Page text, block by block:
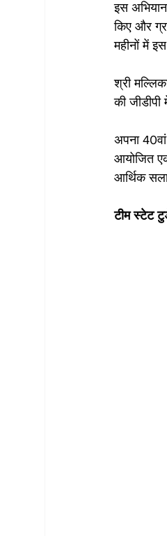
इस
किए और
महीनों में
श्री
की जीडीपी
अपना 40वां
आयोजित
आर्थिक
टीम स्टेट